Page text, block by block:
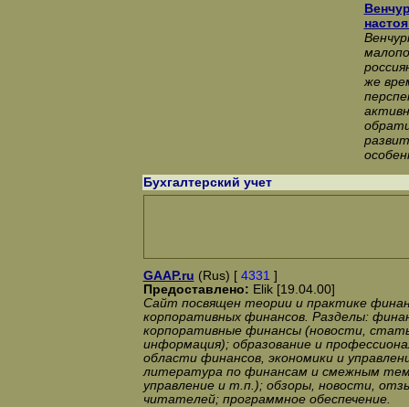
же
Бухгалтерский учет
GAAP.ru (Rus) [ 4331 ]
Предоставлено: Elik [19.04.00]
Сайт посвящен теории и практике
корпоративных финансов. Разделы:
корпоративные финансы (новости,
информация); образование и
области финансов, экономики и
литература по финансам и смежным
управление и т.п.); обзоры, новости,
читателей; программное обеспечение.